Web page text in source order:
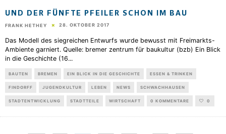
UND DER FÜNFTE PFEILER SCHON IM BAU
FRANK HETHEY 28. OKTOBER 2017
Das Modell des siegreichen Entwurfs wurde bewusst mit Freimarkts-
Ambiente garniert. Quelle: bremer zentrum für baukultur (bzb) Ein Blick
in die Geschichte (16...
BAUTEN BREMEN EIN BLICK IN DIE GESCHICHTE ESSEN & TRINKEN
FINDORFF JUGENDKULTUR LEBEN NEWS SCHWACHHAUSEN
STADTENTWICKLUNG STADTTEILE WIRTSCHAFT 0 KOMMENTARE 0